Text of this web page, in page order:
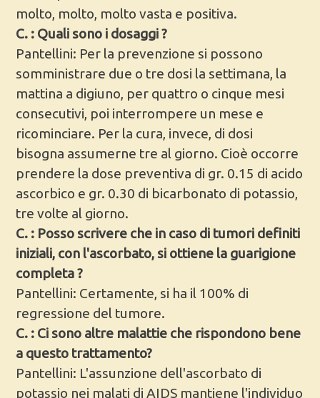
molto, molto, molto vasta e positiva.
C. : Quali sono i dosaggi ?
Pantellini: Per la prevenzione si possono
somministrare due o tre dosi la settimana, la
mattina a digiuno, per quattro o cinque mesi
consecutivi, poi interrompere un mese e
ricominciare. Per la cura, invece, di dosi
bisogna assumerne tre al giorno. Cioè occorre
prendere la dose preventiva di gr. 0.15 di acido
ascorbico e gr. 0.30 di bicarbonato di potassio,
tre volte al giorno.
C. : Posso scrivere che in caso di tumori definiti
iniziali, con l'ascorbato, si ottiene la guarigione
completa ?
Pantellini: Certamente, si ha il 100% di
regressione del tumore.
C. : Ci sono altre malattie che rispondono bene
a questo trattamento?
Pantellini: L'assunzione dell'ascorbato di
potassio nei malati di AIDS mantiene l'individuo